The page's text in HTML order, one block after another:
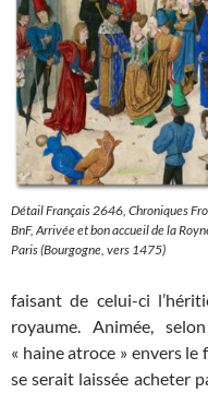
Détail Français 2646, Chroniques
BnF, Arrivée et bon accueil de la
Paris (Bourgogne, vers 1475)
faisant de celui-ci
royaume. Animée,
« haine atroce » envers
se serait laissée acheter